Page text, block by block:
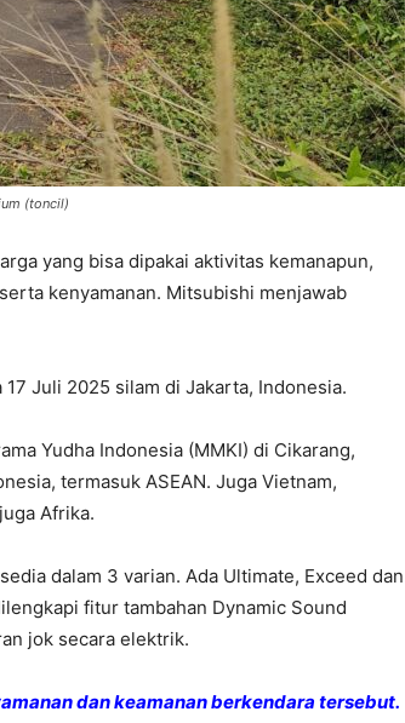
(toncil)
yang bisa dipakai aktivitas kemanapun,
kenyamanan. Mitsubishi menjawab
17 Juli 2025 silam di Jakarta, Indonesia.
Yudha Indonesia (MMKI) di Cikarang,
termasuk ASEAN. Juga Vietnam,
Afrika.
dalam 3 varian. Ada Ultimate, Exceed dan
fitur tambahan Dynamic Sound
jok secara elektrik.
dan keamanan berkendara tersebut.